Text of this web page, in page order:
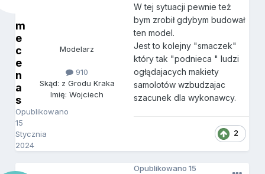
m
e
c
e
n
a
s
Opublikowano
15
Stycznia
2024
Modelarz
910
Skąd: z Grodu Kraka
Imię: Wojciech
W tej sytuacji pewnie też
bym zrobił gdybym budował
ten model.
Jest to kolejny "smaczek"
który tak "podnieca " ludzi
ogłądajacych makiety
samolotów wzbudzajac
szacunek dla wykonawcy.
2
Opublikowano15